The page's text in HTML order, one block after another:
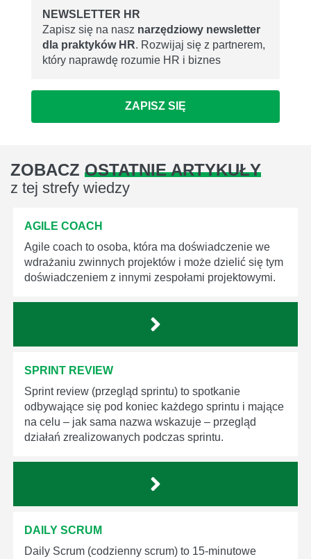
NEWSLETTER HR
Zapisz się na nasz narzędziowy newsletter
dla praktyków HR. Rozwijaj się z partnerem,
który naprawdę rozumie HR i biznes
ZAPISZ SIĘ
ZOBACZ OSTATNIE ARTYKUŁY
z tej strefy wiedzy
AGILE COACH
Agile coach to osoba, która ma doświadczenie we
wdrażaniu zwinnych projektów i może dzielić się tym
doświadczeniem z innymi zespołami projektowymi.
SPRINT REVIEW
Sprint review (przegląd sprintu) to spotkanie
odbywające się pod koniec każdego sprintu i mające
na celu – jak sama nazwa wskazuje – przegląd
działań zrealizowanych podczas sprintu.
DAILY SCRUM
Daily Scrum (codzienny scrum) to 15-minutowe